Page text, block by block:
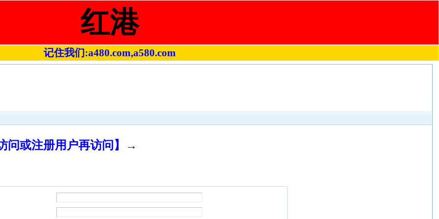
红港
记住我们:a480.com,a580.com
问或注册用户再访问】→